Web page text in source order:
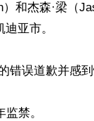
和杰森·梁（
亚市。
错误道歉并感到
禁。